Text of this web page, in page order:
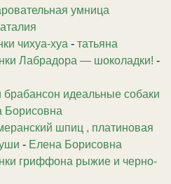
умница
чихуа-хуа - татьяна
Лабрадора — шоколадки! -
брабансон идеальные собаки
Борисовна
шпиц , платиновая
- Елена Борисовна
гриффона рыжие и черно-